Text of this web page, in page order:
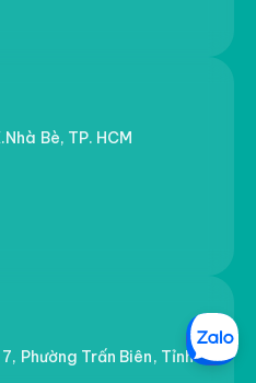
Bè, TP. HCM
Phường Trấn Biên, Tỉnh